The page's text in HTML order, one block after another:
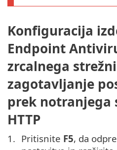
Konfiguracija
Endpoint
zrcalnega
zagotavljanje
prek notranjega
HTTP
Pritisnite F5, da